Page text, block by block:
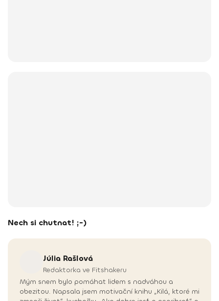
Nech si chutnat! ;-)
Júlia Rašlová
Redaktorka ve Fitshakeru
Mým snem bylo pomáhat lidem s nadváhou a
obezitou. Napsala jsem motivační knihu „Kilá, ktoré mi